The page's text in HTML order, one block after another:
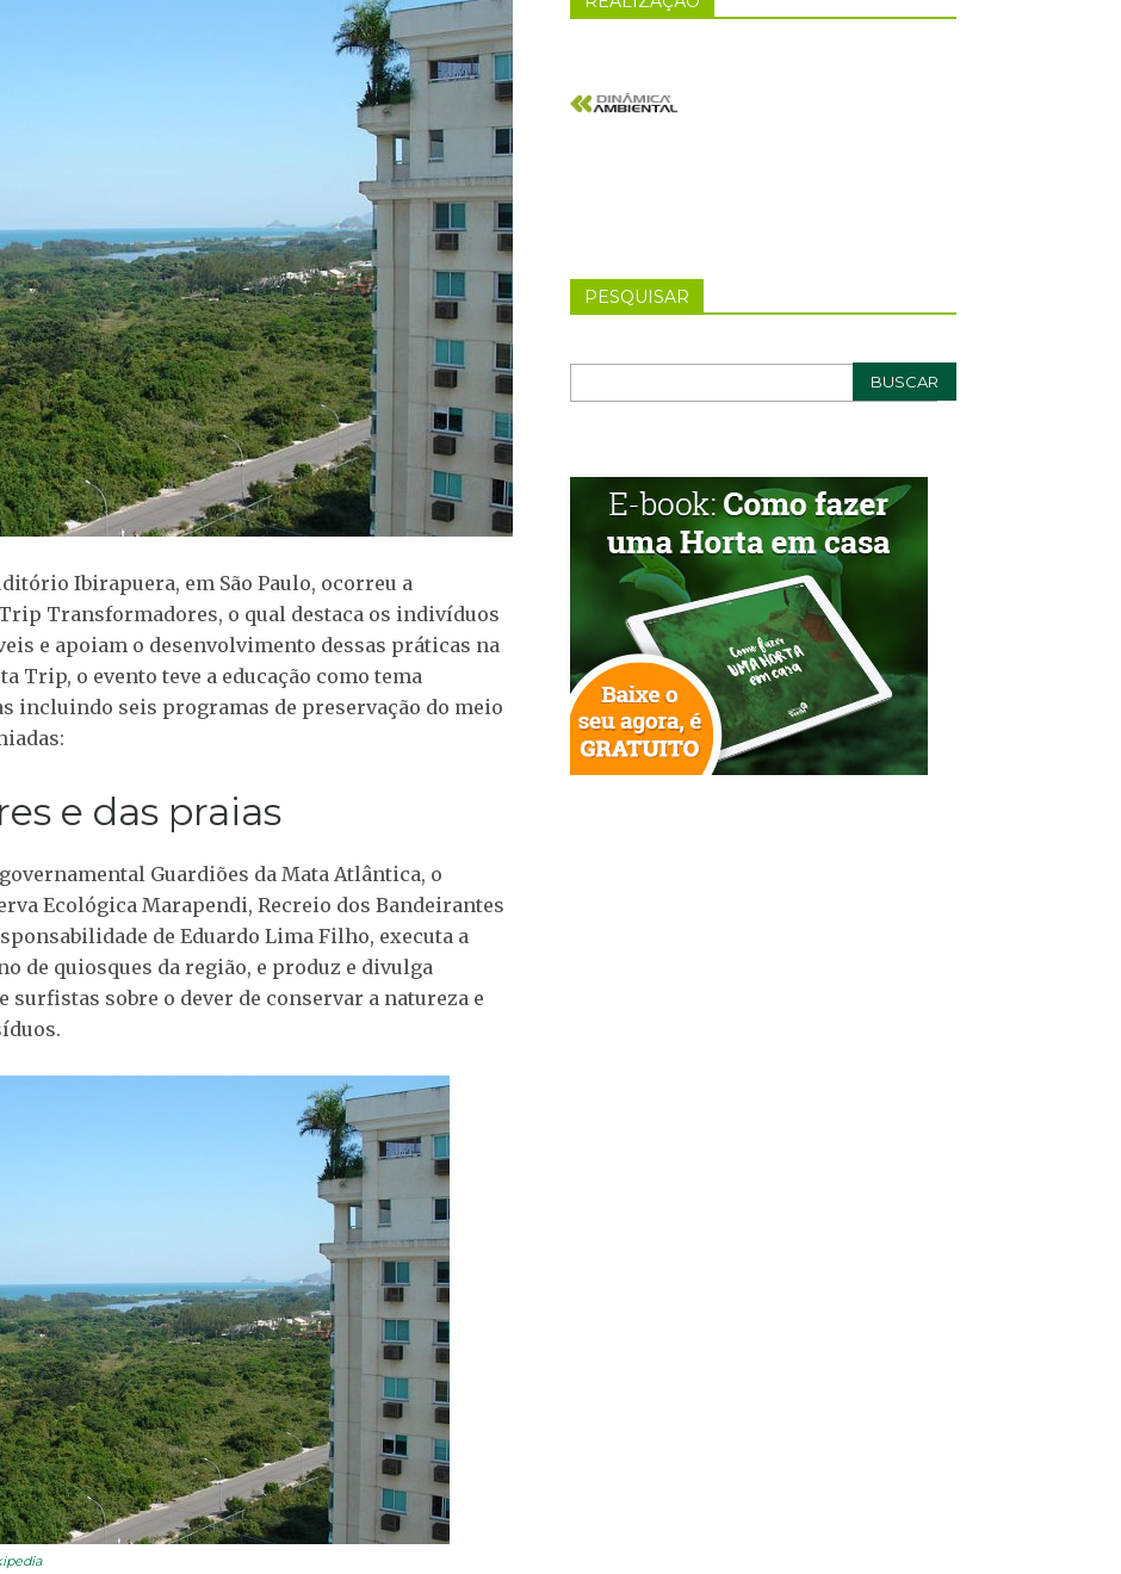
Ibirapuera, em São Paulo, ocorreu a
Transformadores, o qual destaca os indivíduos
e apoiam o desenvolvimento dessas práticas na
Trip, o evento teve a educação como tema
incluindo seis programas de preservação do meio
e das praias
Guardiões da Mata Atlântica, o
Ecológica Marapendi, Recreio dos Bandeirantes
de Eduardo Lima Filho, executa a
de quiosques da região, e produz e divulga
sobre o dever de conservar a natureza e
PESQUISAR